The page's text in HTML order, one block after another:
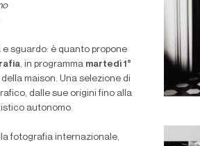
sguardo: è quanto propone
, in programma martedì 1°
maison. Una selezione di
dalle sue origini fino alla
autonomo.
fotografia internazionale,